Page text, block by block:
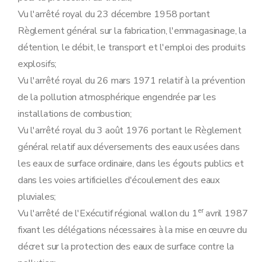
Section 2
Procédure d'octroi du permis unique
Sous-section première Introduction de la demande
Art. 30
Art. 31
Art. 32
Art. 34
Sous-section 2 Enquête publique
Art. 35
Art. 36
Art. 38
Art. 39
Art. 41
Sous-section 3 Modalités de la concertation administrative relative aux demandes de permis unique
Art. 44
Art. 45
Sous-section 4 Contenu du permis unique
Art. 46
Vu l'arrêté royal du 23 décembre 1958 portant
Règlement général sur la fabrication, l'emmagasinage, la
détention, le débit, le transport et l'emploi des produits
explosifs;
Vu l'arrêté royal du 26 mars 1971 relatif à la prévention
de la pollution atmosphérique engendrée par les
installations de combustion;
Vu l'arrêté royal du 3 août 1976 portant le Règlement
général relatif aux déversements des eaux usées dans
les eaux de surface ordinaire, dans les égouts publics et
dans les voies artificielles d'écoulement des eaux
pluviales;
Vu l'arrêté de l'Exécutif régional wallon du 1eravril 1987
fixant les délégations nécessaires à la mise en œuvre du
décret sur la protection des eaux de surface contre la